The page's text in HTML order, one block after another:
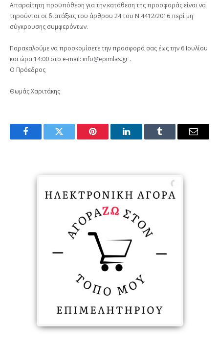
Απαραίτητη προϋπόθεση για την κατάθεση της προσφοράς είναι να
τηρούνται οι διατάξεις του άρθρου 24 του Ν.4412/2016 περί μη
σύγκρουσης συμφερόντων.
Παρακαλούμε να προσκομίσετε την προσφορά σας έως την 6 Ιουλίου
και ώρα 14:00 στο e-mail: info@epimlas.gr .
Ο Πρόεδρος
Θωμάς Χαριτάκης
FacebookTwitter Pinterest LinkedInTumblr Email